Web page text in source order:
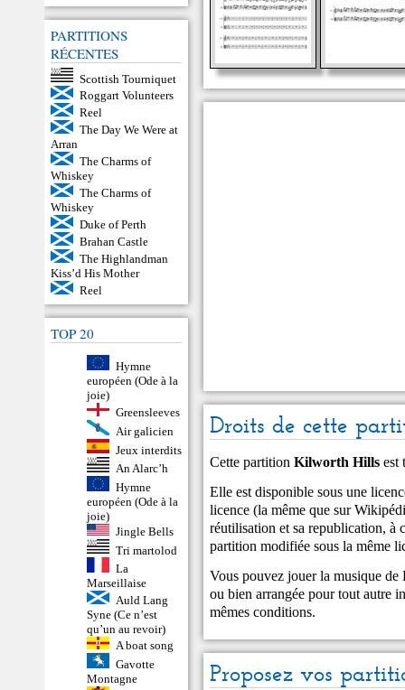
PARTITIONS
RÉCENTES
Scottish Tourniquet
Roggart Volunteers
Reel
The Day We Were at
Arran
The Charms of
Whiskey
The Charms of
Whiskey
Duke of Perth
Brahan Castle
The Highlandman
Kiss’d His Mother
Reel
TOP 20
Hymne
européen (Ode à la
joie)
Greensleeves
Air galicien
Jeux interdits
An Alarc’h
Hymne
européen (Ode à la
joie)
Jingle Bells
Tri martolod
La
Marseillaise
Auld Lang
Syne (Ce n’est
qu’un au revoir)
A boat song
Gavotte
Montagne
Droits de cette
Cette partitionKilworth Hills est
Elle est disponible sous une
licence (la même que sur
réutilisation et sa republication, à
partition modifiée sous la même
Vous pouvez jouer la musique
ou bien arrangée pour tout autre
mêmes conditions.
Proposez vos